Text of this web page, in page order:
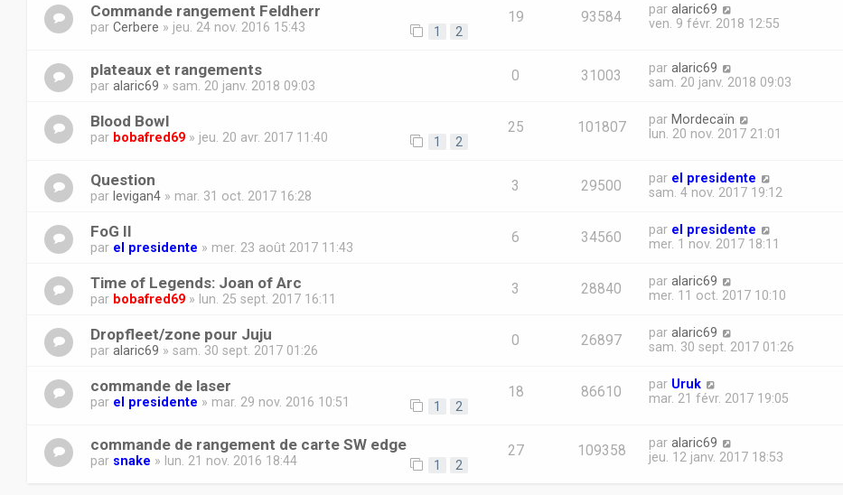
Commande rangement Feldherr
par Cerbere » jeu. 24 nov. 2016 15:43 1 2
19 93584 par alaric69
ven. 9 févr. 2018 12:55
plateaux et rangements
par alaric69 » sam. 20 janv. 2018 09:03
0 31003 par alaric69
sam. 20 janv. 2018 09:03
Blood Bowl
par bobafred69 » jeu. 20 avr. 2017 11:40 1 2
25 101807 par Mordecaïn
lun. 20 nov. 2017 21:01
Question
par levigan4 » mar. 31 oct. 2017 16:28
3 29500 par el presidente
sam. 4 nov. 2017 19:12
FoG II
par el presidente » mer. 23 août 2017 11:43
6 34560 par el presidente
mer. 1 nov. 2017 18:11
Time of Legends: Joan of Arc
par bobafred69 » lun. 25 sept. 2017 16:11
3 28840 par alaric69
mer. 11 oct. 2017 10:10
Dropfleet/zone pour Juju
par alaric69 » sam. 30 sept. 2017 01:26
0 26897 par alaric69
sam. 30 sept. 2017 01:26
commande de laser
par el presidente » mar. 29 nov. 2016 10:51 1 2
18 86610 par Uruk
mar. 21 févr. 2017 19:05
commande de rangement de carte SW edge
par snake » lun. 21 nov. 2016 18:44 1 2
27 109358 par alaric69
jeu. 12 janv. 2017 18:53